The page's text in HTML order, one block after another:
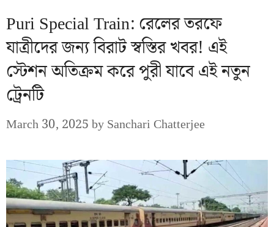
Puri Special Train: রেলের তরফে
যাত্রীদের জন্য বিরাট স্বস্তির খবর! এই
স্টেশন অতিক্রম করে পুরী যাবে এই নতুন
ট্রেনটি
March 30, 2025bySanchari Chatterjee